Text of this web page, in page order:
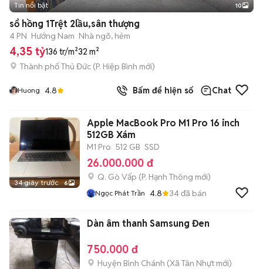
+2
Tin nổi bật 10
sổ hồng 1Trệt 2lầu,sân thượng
4 PN Hướng Nam Nhà ngõ, hẻm
4,35 tỷ136 tr/m²32 m²
Thành phố Thủ Đức (P. Hiệp Bình mới)
Huong 4.8 Bấm để hiện số Chat
34 giây trước 6
Apple MacBook Pro M1 Pro 16 inch
512GB Xám
M1 Pro 512 GB SSD
26.000.000 đ
Q. Gò Vấp (P. Hạnh Thông mới)
Ngọc Phát Trần 4.8 34đã bán
Dàn âm thanh Samsung Đen
750.000 đ
Huyện Bình Chánh (Xã Tân Nhựt mới)